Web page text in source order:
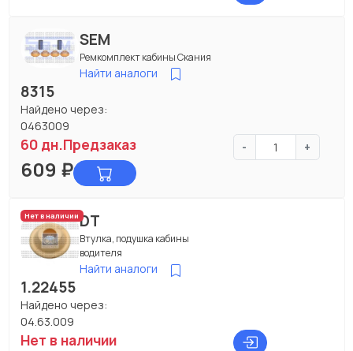
SEM
Ремкомплект кабины Скания
Найти аналоги
8315
Найдено через:
0463009
60 дн.Предзаказ - +
609 ₽
Нет в наличииDT
Втулка, подушка кабины
водителя
Найти аналоги
1.22455
Найдено через:
04.63.009
Нет в наличии